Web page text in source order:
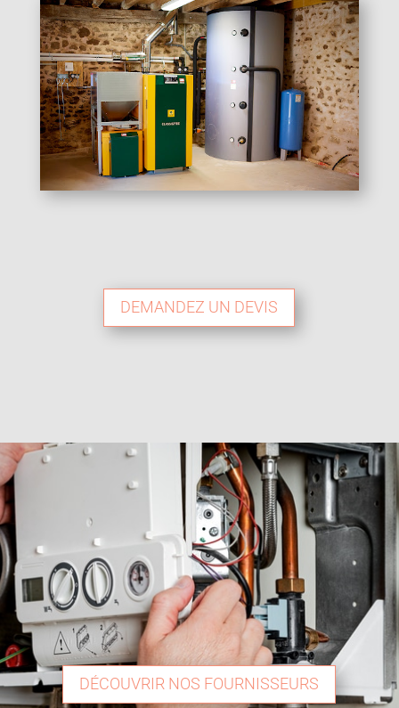
DEMANDEZ UN DEVIS
DÉCOUVRIR NOS FOURNISSEURS